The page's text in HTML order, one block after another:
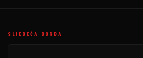
SLJEDEĆA BORBA